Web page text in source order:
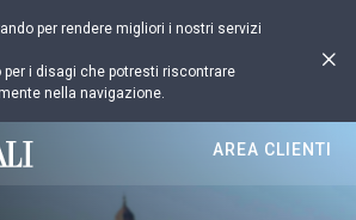
per rendere migliori i nostri servizi
per i disagi che potresti riscontrare
nella navigazione.
AREA CLIENTI